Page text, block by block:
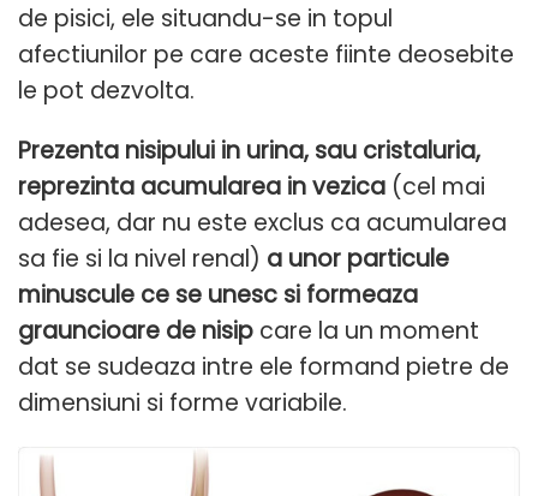
de pisici, ele situandu-se in topul
afectiunilor pe care aceste fiinte deosebite
le pot dezvolta.
Prezenta nisipului in urina, sau cristaluria,
reprezinta acumularea in vezica (cel mai
adesea, dar nu este exclus ca acumularea
sa fie si la nivel renal) a unor particule
minuscule ce se unesc si formeaza
grauncioare de nisip care la un moment
dat se sudeaza intre ele formand pietre de
dimensiuni si forme variabile.